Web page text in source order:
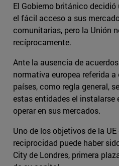
El Gobierno británico
el fácil acceso a sus
comunitarias, pero la Unión
recíprocamente.
Ante la ausencia de
normativa europea referida
países, como regla general,
estas entidades el instalarse
operar en sus mercados.
Uno de los objetivos de la
reciprocidad puede haber
City de Londres, primera